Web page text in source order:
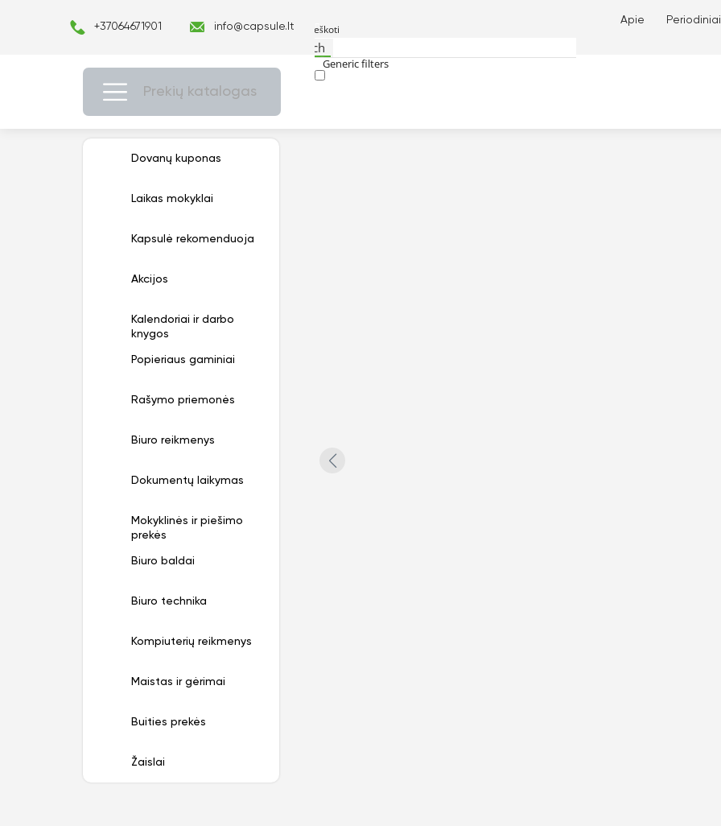
+37064671901 info@capsule.lt
Search
Generic filters
Apie
Prekių katalogas
Dovanų kuponas
Laikas mokyklai
Kapsulė rekomenduoja
Akcijos
Kalendoriai ir darbo
knygos
Popieriaus gaminiai
Rašymo priemonės
Biuro reikmenys
Dokumentų laikymas
Mokyklinės ir piešimo
prekės
Biuro baldai
Biuro technika
Kompiuterių reikmenys
Maistas ir gėrimai
Buities prekės
Žaislai